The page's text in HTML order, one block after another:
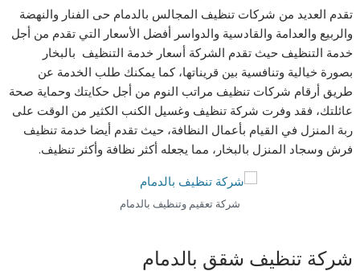
تقدم العديد من شركات تنظيف المجالس بالدمام حى الفنار والنهضة
والربيع والعدامة والقادسية والدواسر أفضل الأسعار التي تقدم من أجل
خدمة التنظيف حيث تقدم الشركة أسعار خدمة التنظيف بالبخار
بصورة خيالية وتنافسية بين قريناتها، كما يمكنك طلب الخدمة عن
طريق أرقام شركات تنظيف مراتب النوم من أجل حكايتك وحماية صحة
عائلتك، فقد وفرت شركة تنظيف وغسيل الكنب الكثير من الوقت على
ربة المنزل في القيام بأعمال النظافة، حيث تقدم أيضا خدمة تنظيف
فرش وسجاد المنزل بالبخار، مما يجعله أكثر نظافة وأكثر تنظيف.
شركة تعقيم وتنظيف بالدمام
شركة تنظيف شقق بالدمام